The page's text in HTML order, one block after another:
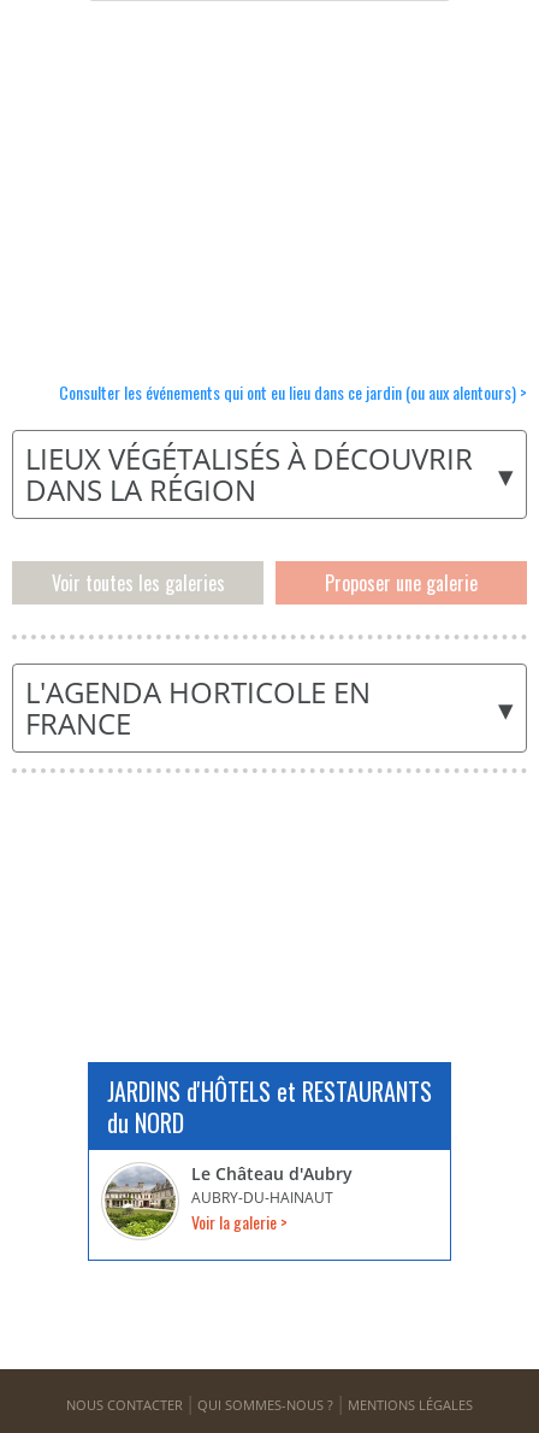
Consulter les événements qui ont eu lieu dans ce jardin (ou aux alentours) >
▾
LIEUX VÉGÉTALISÉS À DÉCOUVRIR
DANS LA RÉGION
Voir toutes les galeries Proposer une galerie
▾
L'AGENDA HORTICOLE EN
FRANCE
JARDINS d'HÔTELS et RESTAURANTS
du NORD
Le Château d'Aubry
AUBRY-DU-HAINAUT
Voir la galerie >
NOUS CONTACTER QUI SOMMES-NOUS ? MENTIONS LÉGALES